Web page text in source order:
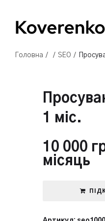
Головна / / SEO /
1 міс.
10 000
місяць